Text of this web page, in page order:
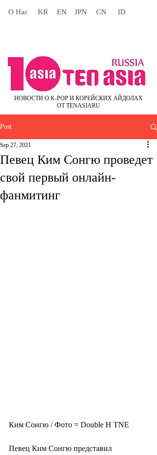
О Нас KR EN JPN CN ID
НОВОСТИ О K-POP И КОРЕЙСКИХ АЙДОЛАХ
ОТ TENASIARU
Post
Певец Ким Сонгю проведет
свой первый онлайн-
фанмитинг
Sep 27, 2021
Ким Сонгю / Фото = Double H TNE
Певец Ким Сонгю представил